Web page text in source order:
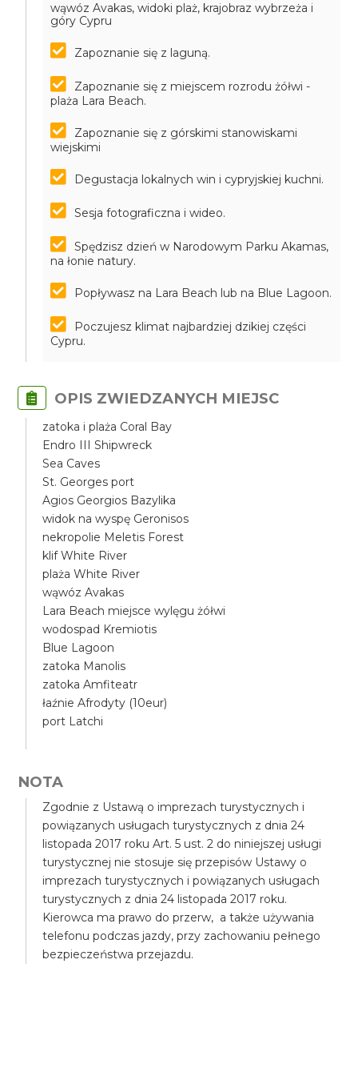
wąwóz Avakas, widoki plaż, krajobraz wybrzeża i
góry Cypru
Zapoznanie się z laguną.
Zapoznanie się z miejscem rozrodu żółwi -
plaża Lara Beach.
Zapoznanie się z górskimi stanowiskami
wiejskimi
Degustacja lokalnych win i cypryjskiej kuchni.
Sesja fotograficzna i wideo.
Spędzisz dzień w Narodowym Parku Akamas,
na łonie natury.
Popływasz na Lara Beach lub na Blue Lagoon.
Poczujesz klimat najbardziej dzikiej części
Cypru.
OPIS ZWIEDZANYCH MIEJSC
zatoka i plaża Coral Bay
Endro III Shipwreck
Sea Caves
St. Georges port
Agios Georgios Bazylika
widok na wyspę Geronisos
nekropolie Meletis Forest
klif White River
plaża White River
wąwóz Avakas
Lara Beach miejsce wylęgu żółwi
wodospad Kremiotis
Blue Lagoon
zatoka Manolis
zatoka Amfiteatr
łaźnie Afrodyty (10eur)
port Latchi
NOTA
Zgodnie z Ustawą o imprezach turystycznych i
powiązanych usługach turystycznych z dnia 24
listopada 2017 roku Art. 5 ust. 2 do niniejszej usługi
turystycznej nie stosuje się przepisów Ustawy o
imprezach turystycznych i powiązanych usługach
turystycznych z dnia 24 listopada 2017 roku.
Kierowca ma prawo do przerw, a także używania
telefonu podczas jazdy, przy zachowaniu pełnego
bezpieczeństwa przejazdu.